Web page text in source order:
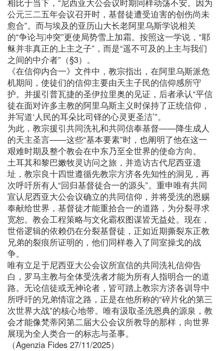
相比于当下，“尼西亚大公会议时期同样动荡不安。因为
公元三二五年会议召开时，基督徒遭受迫害的创伤尚未
愈合”。而与埃及的亚历山大长老阿里乌斯学说相关
的“争论与冲突”更使局势雪上加霜。按照这一学说，“耶
稣并非真正的上主之子”，而是“遥不可及的上主与我们
之间的中介者”（§3）。
《在信仰内合一》文件中，教宗指出，在阿里乌斯派危
机期间，使徒们的信仰主要由天主子民的信仰感所守
护。并援引普瓦捷的圣伊拉里奥的见证，后者承认“平信
徒在面对许多主教的阿里乌斯主义时保持了正统信仰，
并写道‘人民的耳朵比司铎的心灵更圣洁’”。
为此，教宗援引共同洗礼和共同信奉基督——降生成人
的天主圣言——这些“基本要素”时，也阐明了他在这一
艰难时期及整个教会在中东乃至全世界的使命方向。
土耳其和黎巴嫩牧灵访问之旅，并造访古代尼西亚遗
址，教宗良十四世遵循先教宗方济各先知性的洞见，再
次呼吁所有人“回归基督徒合一的源头”。重申唯有共同
宣认尼西亚大公会议确立的共同信仰，并将受洗的恩赐
奉献给世界，基督徒才能重拾合一的道路，为分裂寻求
宽恕。教会工程策略与文化霸权图谋皆无益处。现在，
世俗逻辑的依赖仍在分裂基督徒，正如近期撕裂东正教
兄弟的裂痕所证明的，他们同样卷入了同室操戈的战
争。
唯有立足于尼西亚大公会议所宣信的共同洗礼信仰告
白，罗马主教与全体受洗者才能为所有人指明合一的道
路。无论信徒或无神论者，皆可踏上教宗方济各训导中
所呼吁的兄弟情谊之路，正是在他所称的“碎片化的第三
次世界大战”的核心地带。唯有汲取圣洗恩典的源泉，教
会才能像梵蒂冈第二届大公会议所教导的那样，向世界
展现为全人类合一的标志与圣事。
（Agenzia Fides 27/11/2025）